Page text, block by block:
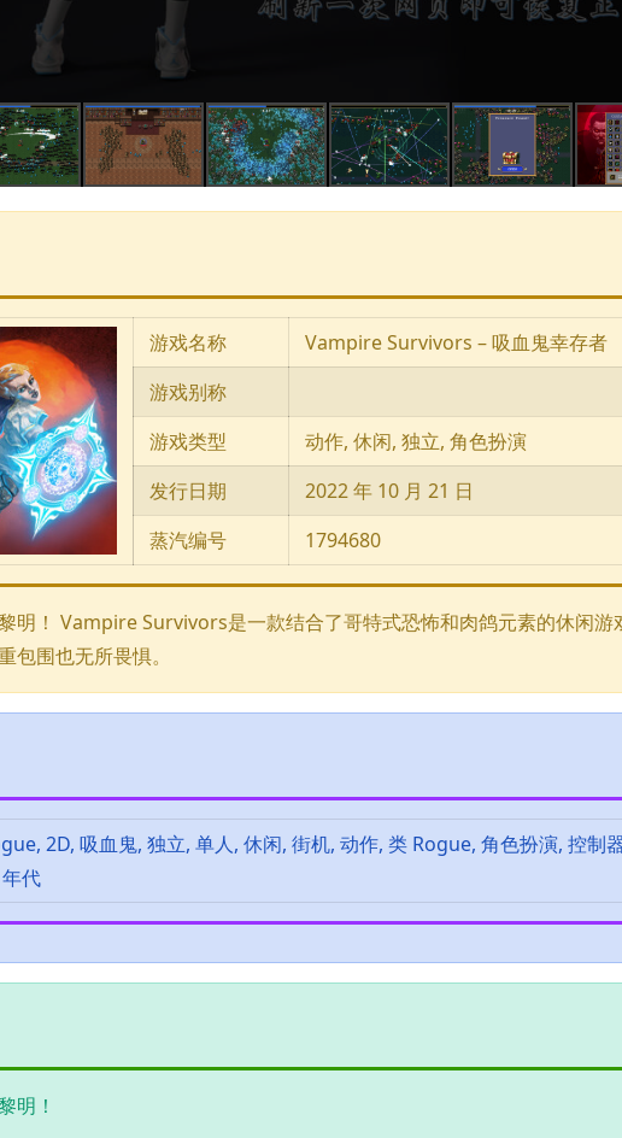
游戏名称
Vampire Survivors – 吸血鬼幸存者
游戏别称
游戏类型
动作, 休闲, 独立, 角色扮演
发行日期
2022 年 10 月 21 日
蒸汽编号
1794680
明！ Vampire Survivors是一款结合了哥特式恐怖和肉鸽元素的休闲游
围也无所畏惧。
2D, 吸血鬼, 独立, 单人, 休闲, 街机, 动作, 类 Rogue, 角色扮演, 控制
代
明！